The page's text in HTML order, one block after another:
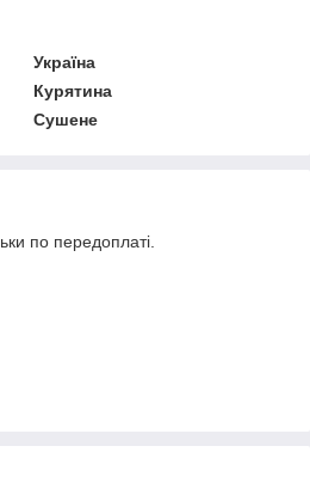
Україна
Курятина
Сушене
по передоплаті.